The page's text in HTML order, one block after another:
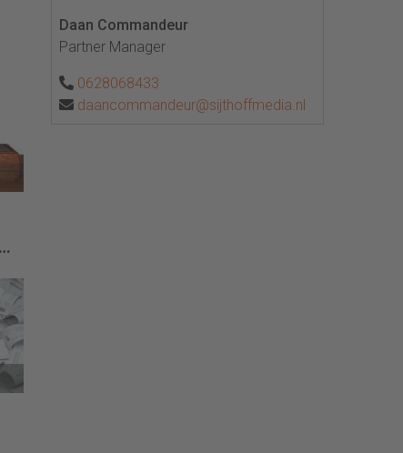
Daan Commandeur
Partner Manager
0628068433
daancommandeur@sijthoffmedia.nl